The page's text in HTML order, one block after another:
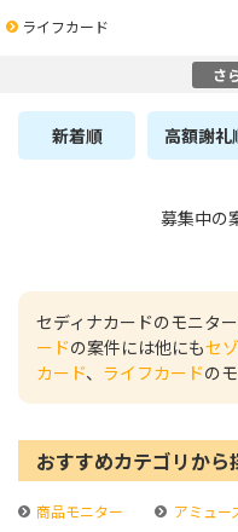
ライフカード
さ
新着順 高額謝礼
募集中の
セディナカードのモニタ
ードの案件には他にもセ
カード、 ライフカードの
おすすめカテゴリから
商品モニター アミュー